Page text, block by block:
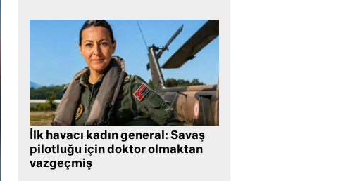
İlk havacı kadın general: Savaş
pilotluğu için doktor olmaktan
vazgeçmiş